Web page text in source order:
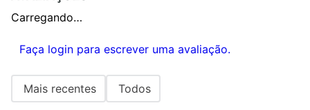
Carregando…
Faça login para escrever uma avaliação.
Mais recentes Todos